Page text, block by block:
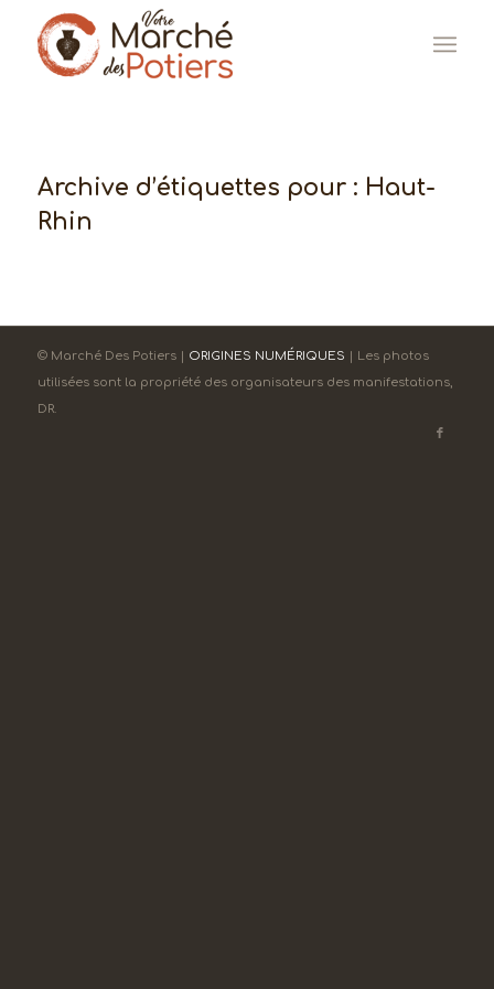
Archive d’étiquettes pour : Haut-
Rhin
© Marché Des Potiers | ORIGINES NUMÉRIQUES | Les photos
utilisées sont la propriété des organisateurs des manifestations,
DR.